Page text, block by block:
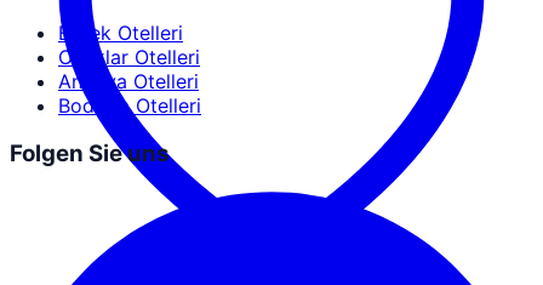
Erdek Otelleri
Ocaklar Otelleri
Antalya Otelleri
Bodrum Otelleri
Folgen Sie uns